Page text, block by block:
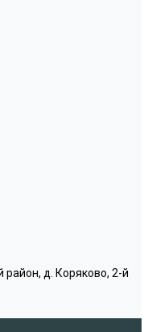
район, д. Коряково, 2-й